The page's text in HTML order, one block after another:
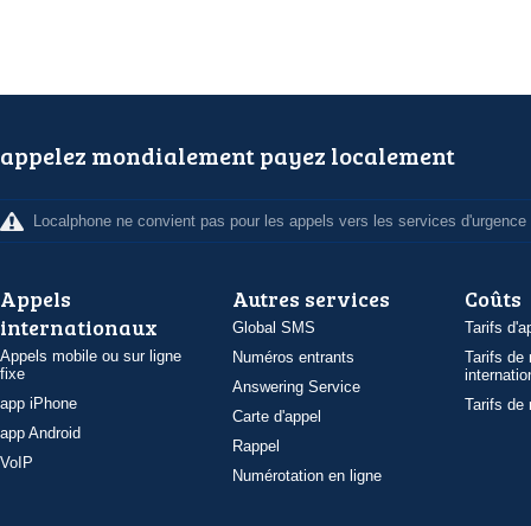
appelez mondialement payez localement
Localphone ne convient pas pour les appels vers les services d'urgence
Appels
internationaux
Appels mobile ou sur ligne
fixe
app iPhone
app Android
VoIP
Autres services
Global SMS
Numéros entrants
Answering Service
Carte d'appel
Rappel
Numérotation en ligne
Coûts
Tarifs
Tarifs de
Tarifs de